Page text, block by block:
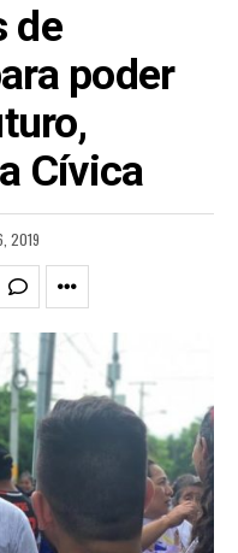
de
poder
Cívica
2019